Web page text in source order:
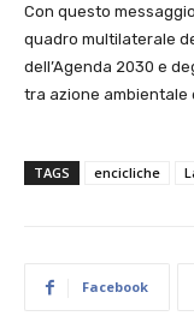
Con questo
quadro multilaterale
dell’Agenda 2030 e
tra azione ambientale
TAGS encicliche
Facebook